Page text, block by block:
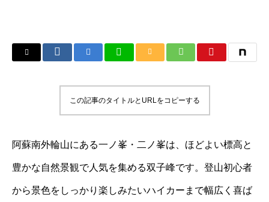
この記事のタイトルとURLをコピーする
阿蘇南外輪山にある一ノ峯・二ノ峯は、ほどよい標高と
豊かな自然景観で人気を集める双子峰です。登山初心者
から景色をしっかり楽しみたいハイカーまで幅広く喜ば